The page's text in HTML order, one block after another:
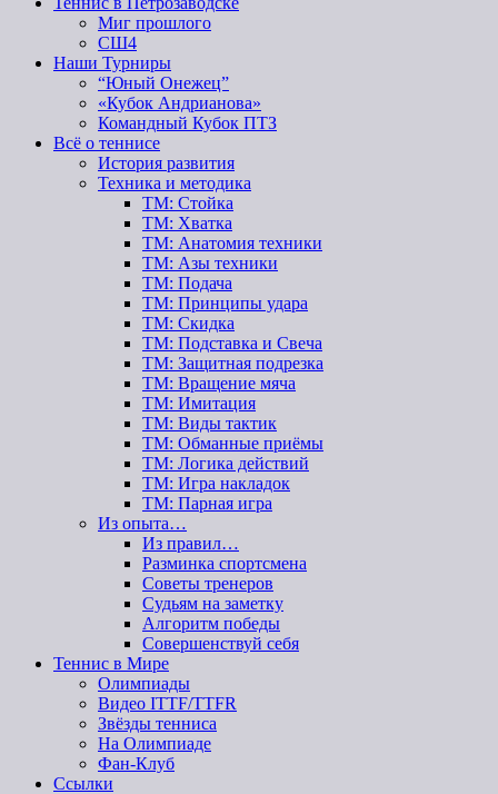
Миг прошлого
СШ4
Наши Турниры
“Юный Онежец”
«Кубок Андрианова»
Командный Кубок ПТЗ
Всё о теннисе
История развития
Техника и методика
ТМ: Стойка
ТМ: Хватка
ТМ: Анатомия техники
ТМ: Азы техники
ТМ: Подача
ТМ: Принципы удара
ТМ: Скидка
ТМ: Подставка и Свеча
ТМ: Защитная подрезка
ТМ: Вращение мяча
ТМ: Имитация
ТМ: Виды тактик
ТМ: Обманные приёмы
ТМ: Логика действий
ТМ: Игра накладок
ТМ: Парная игра
Из опыта…
Из правил…
Разминка спортсмена
Советы тренеров
Судьям на заметку
Алгоритм победы
Совершенствуй себя
Теннис в Мире
Олимпиады
Видео ITTF/TTFR
Звёзды тенниса
На Олимпиаде
Фан-Клуб
Ссылки